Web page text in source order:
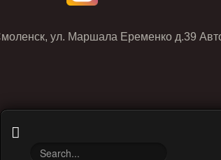
ул. Маршала Еременко д.39